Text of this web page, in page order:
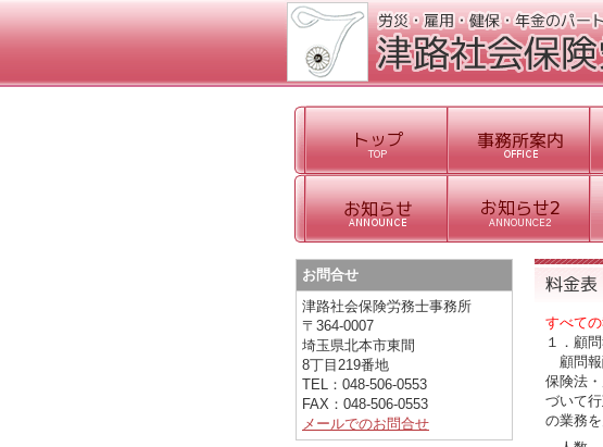
すべて
１．顧
顧問報
保険法
づいて
の業務
お問合せ
津路社会保険労務士事務所
〒364-0007
埼玉県北本市東間
8丁目219番地
TEL：048-506-0553
FAX：048-506-0553
メールでのお問合せ